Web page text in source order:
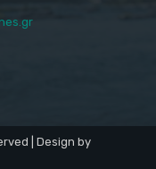
| Design by